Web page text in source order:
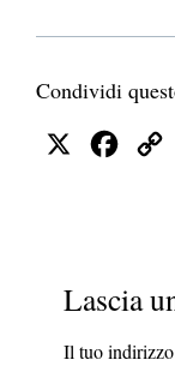
Condividi
X
Lascia
Il tuo